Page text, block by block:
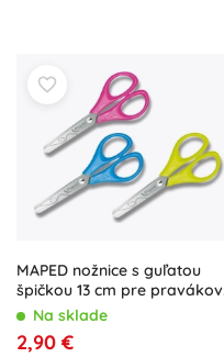
MAPED nožnice s guľatou
špičkou 13 cm pre pravákov
(mix)Na sklade
2,90 €